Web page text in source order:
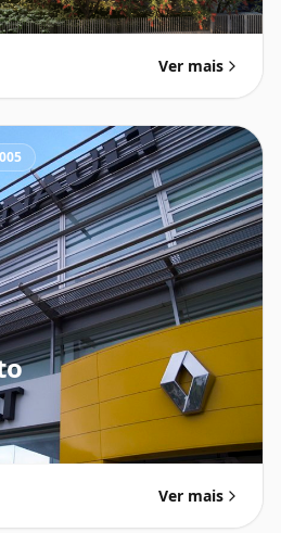
Ver mais
Ver mais